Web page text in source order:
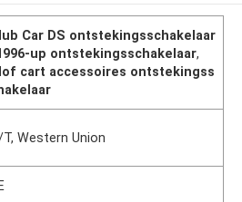
Car DS ontstekingsschakelaar
up ontstekingsschakelaar,
cart accessoires ontstekingss
Western Union